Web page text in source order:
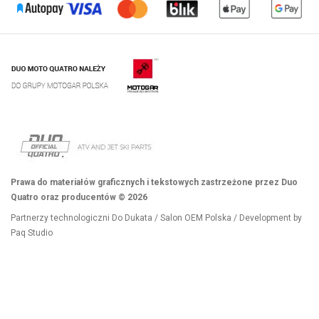
Prawa do materiałów graficznych i tekstowych zastrzeżone przez Duo
Quatro oraz producentów © 2026
Partnerzy technologiczni Do Dukata / Salon OEM Polska / Development by
Paq Studio